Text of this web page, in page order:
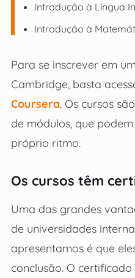
Introdução à Língua
Introdução à
Para se inscrever em
Cambridge, basta
Coursera. Os cursos
de módulos, que
próprio ritmo.
Os cursos têm
Uma das grandes
de universidades
apresentamos é que
conclusão. O